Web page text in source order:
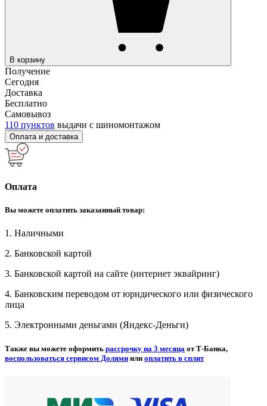
В корзину
Получение
Сегодня
Доставка
Бесплатно
Самовывоз
110 пунктов выдачи с шиномонтажом
Оплата и доставка
Оплата
Вы можете оплатить заказанный товар:
1. Наличными
2. Банковской картой
3. Банковской картой на сайте (интернет эквайринг)
4. Банковским переводом от юридического или физического
лица
5. Электронными деньгами (Яндекс-Деньги)
Также вы можете оформить рассрочку на 3 месяца от Т-Банка,
воспользоваться сервисом Долями или оплатить в сплит